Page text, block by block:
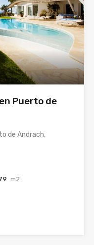
Puerto de
de Andrach,
m2